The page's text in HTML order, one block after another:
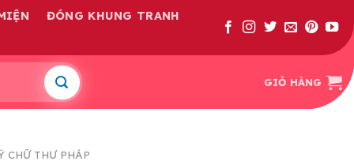
ĐÓNG KHUNG TRANH
GIỎ HÀNG
CHỮ THƯ PHÁP